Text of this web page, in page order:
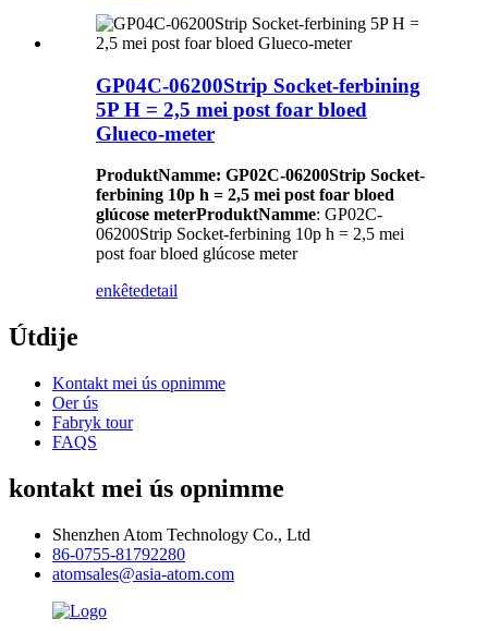
GP04C-06200Strip Socket-ferbining
5P H = 2,5 mei post foar bloed
Glueco-meter
ProduktNamme: GP02C-06200Strip Socket-
ferbining 10p h = 2,5 mei post foar bloed
glúcose meterProduktNamme: GP02C-
06200Strip Socket-ferbining 10p h = 2,5 mei
post foar bloed glúcose meter
enkêtedetail
Útdije
Kontakt mei ús opnimme
Oer ús
Fabryk tour
FAQS
kontakt mei ús opnimme
Shenzhen Atom Technology Co., Ltd
86-0755-81792280
atomsales@asia-atom.com